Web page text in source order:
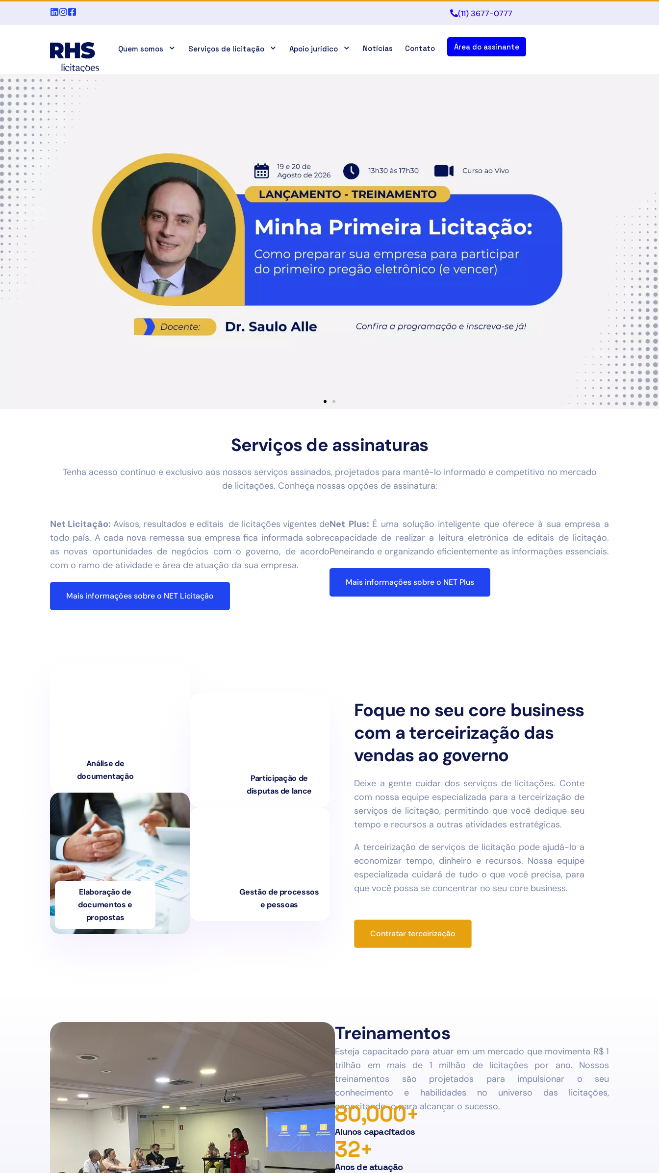
(11) 3677-0777
Quem somos Serviços de licitação Apoio jurídico Notícias Contato Área do assinante
Serviços de assinaturas
Tenha acesso contínuo e exclusivo aos nossos serviços assinados, projetados para mantê-lo informado e competitivo no mercado
de licitações. Conheça nossas opções de assinatura:
Net Licitação: Avisos, resultados e editais de licitações vigentes de
todo país. A cada nova remessa sua empresa fica informada sobre
as novas oportunidades de negócios com o governo, de acordo
com o ramo de atividade e área de atuação da sua empresa.
Mais informações sobre o NET Licitação
Net Plus: É uma solução inteligente que oferece à sua empresa a
capacidade de realizar a leitura eletrônica de editais de licitação.
Peneirando e organizando eficientemente as informações essenciais.
Mais informações sobre o NET Plus
Análise de
documentação
Elaboração de
documentos e
propostas
Participação de
disputas de lance
Gestão de processos
e pessoas
Foque no seu core business
com a terceirização das
vendas ao governo
Deixe a gente cuidar dos serviços de licitações. Conte
com nossa equipe especializada para a terceirização de
serviços de licitação, permitindo que você dedique seu
tempo e recursos a outras atividades estratégicas.
A terceirização de serviços de licitação pode ajudá-lo a
economizar tempo, dinheiro e recursos. Nossa equipe
especializada cuidará de tudo o que você precisa, para
que você possa se concentrar no seu core business.
Contratar terceirização
Treinamentos
Esteja capacitado para atuar em um mercado que movimenta R$ 1
trilhão em mais de 1 milhão de licitações por ano. Nossos
treinamentos são projetados para impulsionar o seu
conhecimento e habilidades no universo das licitações,
capacitando-o para alcançar o sucesso.
80,000+
Alunos capacitados
32+
Anos de atuação